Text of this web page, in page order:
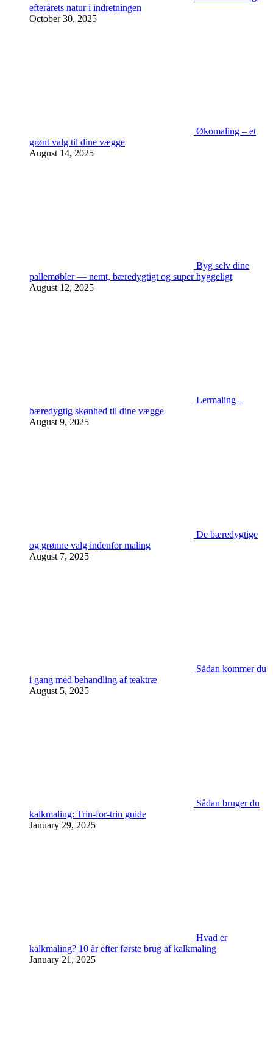
efterårets natur i indretningen
October 30, 2025
Økomaling – et
grønt valg til dine vægge
August 14, 2025
Byg selv dine
pallemøbler — nemt, bæredygtigt og super hyggeligt
August 12, 2025
Lermaling –
bæredygtig skønhed til dine vægge
August 9, 2025
De bæredygtige
og grønne valg indenfor maling
August 7, 2025
Sådan kommer du
i gang med behandling af teaktræ
August 5, 2025
Sådan bruger du
kalkmaling: Trin-for-trin guide
January 29, 2025
Hvad er
kalkmaling? 10 år efter første brug af kalkmaling
January 21, 2025